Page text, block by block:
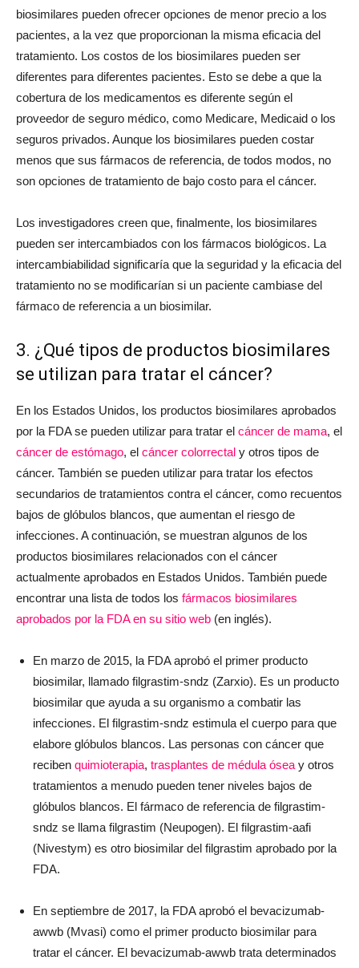
biosimilares pueden ofrecer opciones de menor precio a los
pacientes, a la vez que proporcionan la misma eficacia del
tratamiento. Los costos de los biosimilares pueden ser
diferentes para diferentes pacientes. Esto se debe a que la
cobertura de los medicamentos es diferente según el
proveedor de seguro médico, como Medicare, Medicaid o los
seguros privados. Aunque los biosimilares pueden costar
menos que sus fármacos de referencia, de todos modos, no
son opciones de tratamiento de bajo costo para el cáncer.
Los investigadores creen que, finalmente, los biosimilares
pueden ser intercambiados con los fármacos biológicos. La
intercambiabilidad significaría que la seguridad y la eficacia del
tratamiento no se modificarían si un paciente cambiase del
fármaco de referencia a un biosimilar.
3. ¿Qué tipos de productos biosimilares
se utilizan para tratar el cáncer?
En los Estados Unidos, los productos biosimilares aprobados
por la FDA se pueden utilizar para tratar el cáncer de mama, el
cáncer de estómago, el cáncer colorrectal y otros tipos de
cáncer. También se pueden utilizar para tratar los efectos
secundarios de tratamientos contra el cáncer, como recuentos
bajos de glóbulos blancos, que aumentan el riesgo de
infecciones. A continuación, se muestran algunos de los
productos biosimilares relacionados con el cáncer
actualmente aprobados en Estados Unidos. También puede
encontrar una lista de todos los fármacos biosimilares
aprobados por la FDA en su sitio web (en inglés).
En marzo de 2015, la FDA aprobó el primer producto
biosimilar, llamado filgrastim-sndz (Zarxio). Es un producto
biosimilar que ayuda a su organismo a combatir las
infecciones. El filgrastim-sndz estimula el cuerpo para que
elabore glóbulos blancos. Las personas con cáncer que
reciben quimioterapia, trasplantes de médula ósea y otros
tratamientos a menudo pueden tener niveles bajos de
glóbulos blancos. El fármaco de referencia de filgrastim-
sndz se llama filgrastim (Neupogen). El filgrastim-aafi
(Nivestym) es otro biosimilar del filgrastim aprobado por la
FDA.
En septiembre de 2017, la FDA aprobó el bevacizumab-
awwb (Mvasi) como el primer producto biosimilar para
tratar el cáncer. El bevacizumab-awwb trata determinados